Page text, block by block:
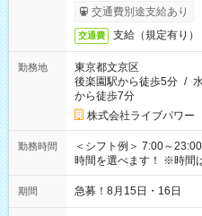
交通費別途支給あり
交通費 支給（規定有り）
勤務地
東京都文京区
後楽園駅から徒歩5分 /
から徒歩7分
株式会社ライブパワー
勤務時間
＜シフト例＞ 7:00～23:00 13:30～
時間を選べます！ ※時間
期間 急募！8月15日・16日